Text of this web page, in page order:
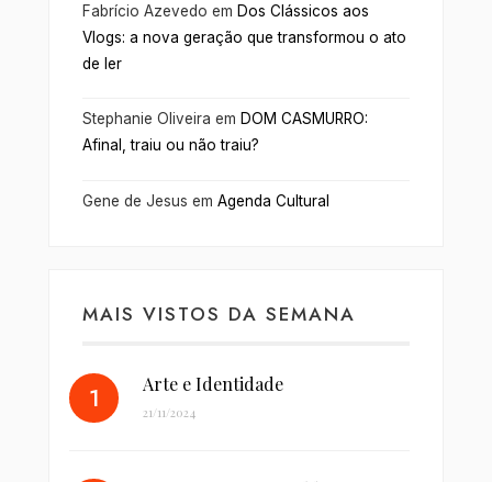
Fabrício Azevedo em Dos Clássicos aos
Vlogs: a nova geração que transformou o ato
de ler
Stephanie Oliveira em DOM CASMURRO:
Afinal, traiu ou não traiu?
Gene de Jesus em Agenda Cultural
MAIS VISTOS DA SEMANA
Arte e Identidade
21/11/2024